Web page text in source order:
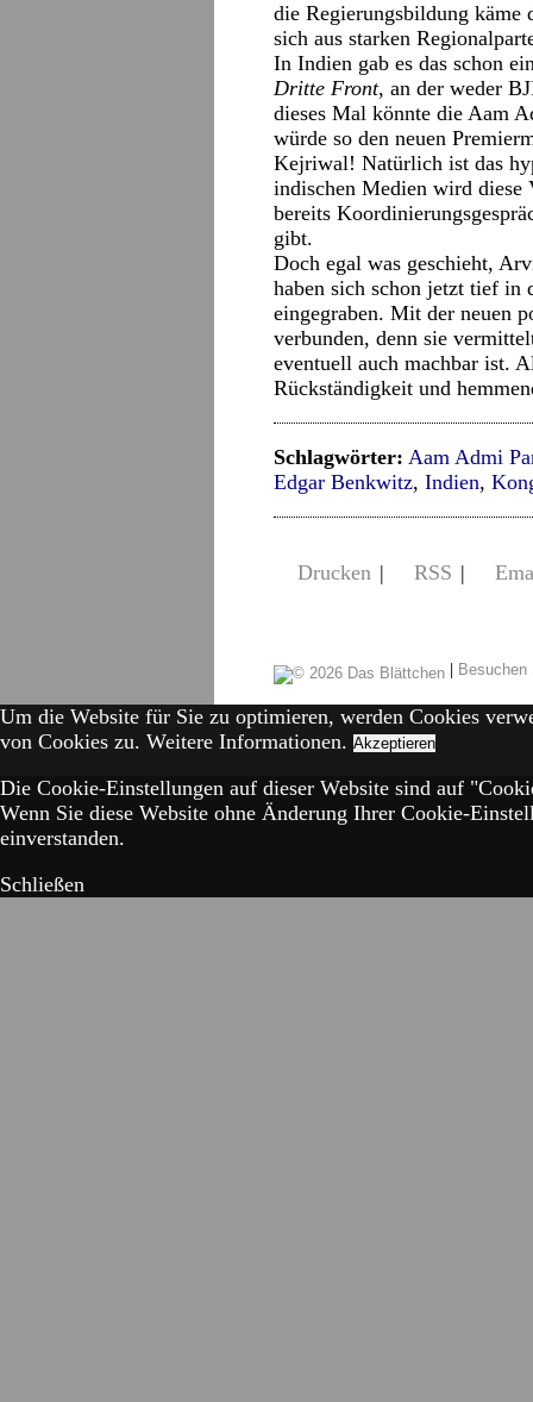
die Regierungsbildung käme
sich aus starken
In Indien gab es das schon
Dritte Front, an der weder
dieses Mal könnte die Aam
würde so den neuen
Kejriwal! Natürlich ist das
indischen Medien wird diese
bereits
gibt.
Doch egal was geschieht,
haben sich schon jetzt tief
eingegraben. Mit der neuen
verbunden, denn sie
eventuell auch machbar ist.
Rückständigkeit und
Schlagwörter: Aam Admi
Edgar Benkwitz, Indien,
Drucken | RSS |
|
Um die Website für Sie zu optimieren, werden Cookies
von Cookies zu. Weitere Informationen. Akzeptieren
Die Cookie-Einstellungen auf dieser Website sind auf
Wenn Sie diese Website ohne Änderung Ihrer Cookie-
einverstanden.
Schließen